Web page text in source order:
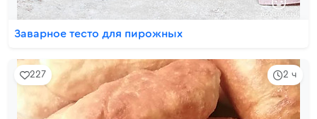
Заварное тесто для пирожных
2 ч
227